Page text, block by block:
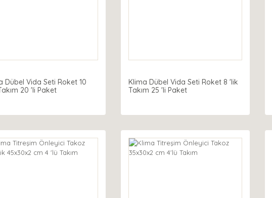
Dübel Vida Seti Roket 10
20 'li Paket
Klima Dübel Vida Seti Roket 8 'lik
Takım 25 'li Paket